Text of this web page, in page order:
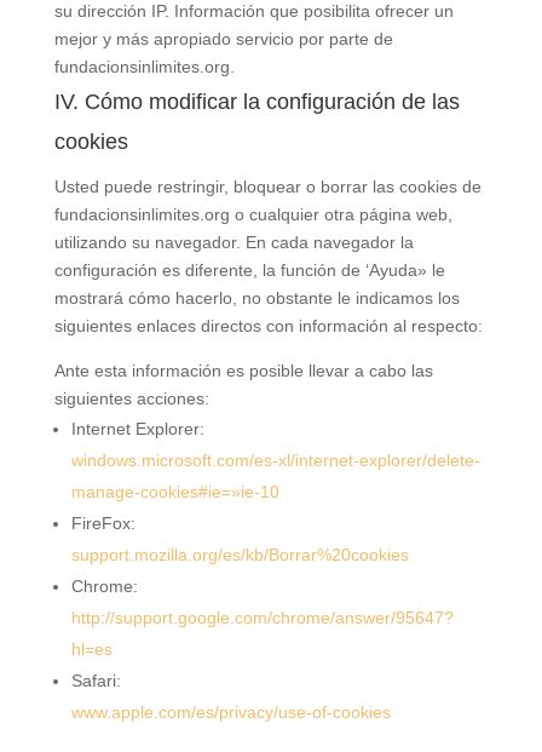
su dirección IP. Información que posibilita ofrecer un
mejor y más apropiado servicio por parte de
fundacionsinlimites.org.
IV. Cómo modificar la configuración de las
cookies
Usted puede restringir, bloquear o borrar las cookies de
fundacionsinlimites.org o cualquier otra página web,
utilizando su navegador. En cada navegador la
configuración es diferente, la función de ‘Ayuda» le
mostrará cómo hacerlo, no obstante le indicamos los
siguientes enlaces directos con información al respecto:
Ante esta información es posible llevar a cabo las
siguientes acciones:
Internet Explorer:
windows.microsoft.com/es-xl/internet-explorer/delete-
manage-cookies#ie=»ie-10
FireFox:
support.mozilla.org/es/kb/Borrar%20cookies
Chrome:
http://support.google.com/chrome/answer/95647?
hl=es
Safari:
www.apple.com/es/privacy/use-of-cookies